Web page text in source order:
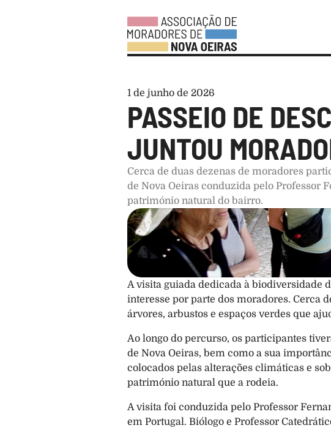
1 de junho de 2026
PASSEIO DE
JUNTOU
Cerca de duas dezenas de moradores
de Nova Oeiras conduzida pelo Professor
património natural do bairro.
A visita guiada dedicada à biodiversidade
interesse por parte dos moradores. Cerca
árvores, arbustos e espaços verdes que
Ao longo do percurso, os participantes
de Nova Oeiras, bem como a sua
colocados pelas alterações climáticas e
património natural que a rodeia.
A visita foi conduzida pelo Professor
em Portugal. Biólogo e Professor